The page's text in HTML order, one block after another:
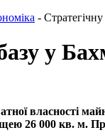
-
у
власності
26 000 кв. м.